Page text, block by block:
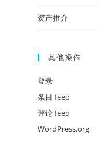
资产推介
其他操作
登录
条目 feed
评论 feed
WordPress.org